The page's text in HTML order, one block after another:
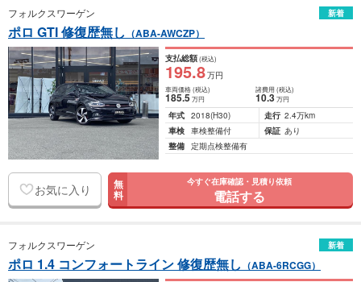
フォルクスワーゲン 新着
ポロ GTI 修復歴無し （ABA-AWCZP）
支払総額(税込)
195.8万円
車両価格(税込)
185.5万円
諸費用 (税込)
10.3 万円
年式 2018(H30) 走行 2.4万km
車検 車検整備付 保証 あり
整備 定期点検整備有
お気に入り 無
料
今すぐ在庫確認・見積り依頼
電話する
フォルクスワーゲン 新着
ポロ 1.4 コンフォートライン 修復歴無し （ABA-6RCGG）